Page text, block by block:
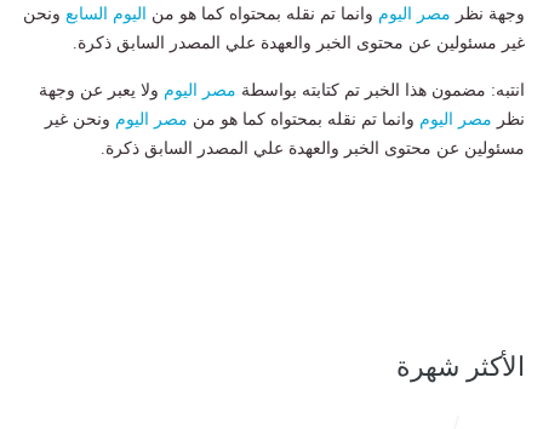
وجهة نظر مصر اليوم وانما تم نقله بمحتواه كما هو من اليوم السابع ونحن
غير مسئولين عن محتوى الخبر والعهدة علي المصدر السابق ذكرة.
انتبه: مضمون هذا الخبر تم كتابته بواسطة مصر اليوم ولا يعبر عن وجهة
نظر مصر اليوم وانما تم نقله بمحتواه كما هو من مصر اليوم ونحن غير
مسئولين عن محتوى الخبر والعهدة علي المصدر السابق ذكرة.
الأكثر شهرة